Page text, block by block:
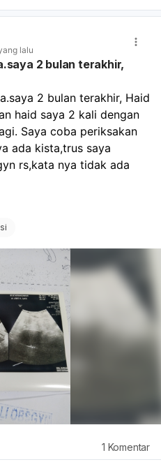
perlu, dan USG agar
lalu
2 bulan terakhir,
2 bulan terakhir, Haid
haid saya 2 kali dengan
Saya coba periksakan
ada kista,trus saya
rs,kata nya tidak ada
1 Komentar